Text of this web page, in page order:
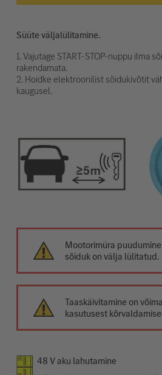
Süüte väljalülitamine.
1. Vajutage START-STOP-nuppu ilma
rakendamata.
2. Hoidke elektroonilist sõidukivõtit
kaugusel.
Mootorimüra
sõiduk on välja lülitatud.
Taaskäivitamine on
kasutusest
48 V aku lahutamine